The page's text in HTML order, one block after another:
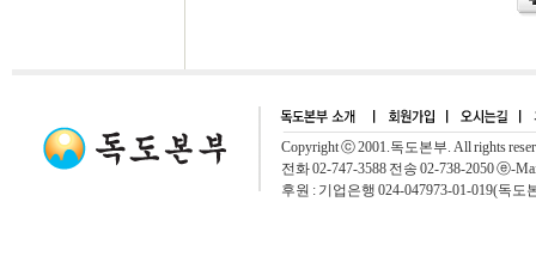
Copyright ⓒ 2001.독도본부. All rights
전화 02-747-3588 전송 02-738-2050 ⓔ-
후원 : 기업은행 024-047973-01-019(독도